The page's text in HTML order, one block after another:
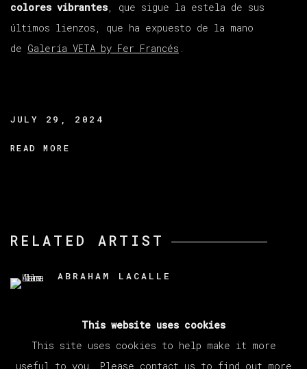
colores vibrantes, que sigue la estela de sus
últimos lienzos, que ha expuesto de la mano
de Galería VETA by Fer Francés .
JULY 29, 2024
READ MORE
RELATED ARTIST
ABRAHAM LACALLE
This website uses cookies
This site uses cookies to help make it more
useful to you. Please contact us to find out more